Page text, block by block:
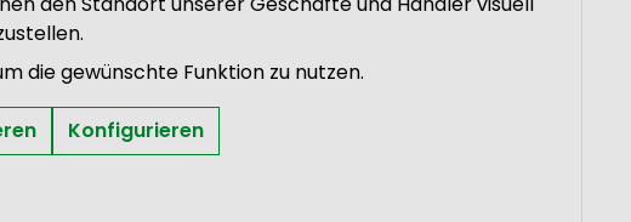
die gewünschte Funktion zu nutzen.
Konfigurieren